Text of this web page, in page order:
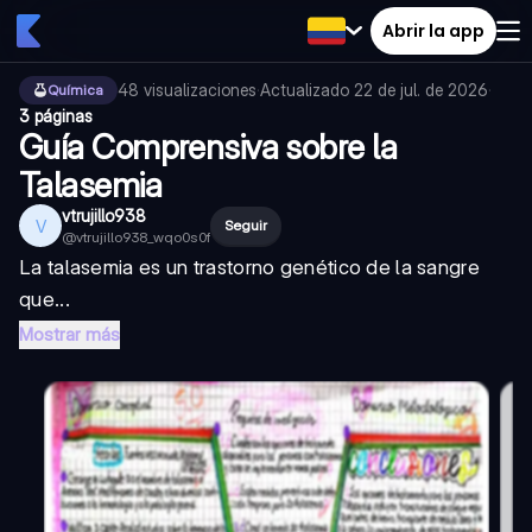
Abrir la app
Química 48 visualizaciones·Actualizado 22 de jul. de 2026·
3 páginas
Guía Comprensiva sobre la
Talasemia
V vtrujillo938
@vtrujillo938_wqo0s0f
Seguir
La talasemia es un trastorno genético de la sangre
que...
Mostrar más